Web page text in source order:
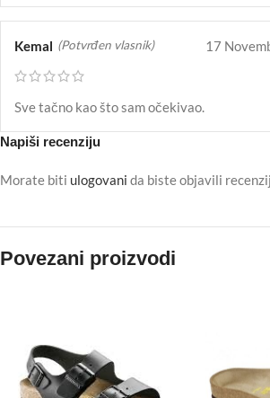
Kemal (Potvrđen vlasnik) 17
Sve tačno kao što sam očekivao.
Napiši recenziju
Morate biti ulogovani da biste objavili
Povezani proizvodi